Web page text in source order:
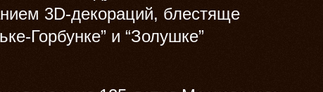
3D-декораций, блестяще
Горбунке” и “Золушке”